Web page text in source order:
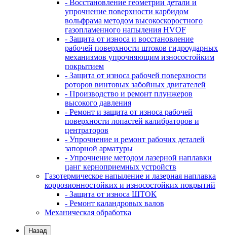
- Восстановление геометрии детали и
упрочнение поверхности карбидом
вольфрама методом высокоскоростного
газопламенного напыления HVOF
- Защита от износа и восстановление
рабочей поверхности штоков гидроударных
механизмов упрочняющим износостойким
покрытием
- Защита от износа рабочей поверхности
роторов винтовых забойных двигателей
- Производство и ремонт плунжеров
высокого давления
- Ремонт и защита от износа рабочей
поверхности лопастей калибраторов и
центраторов
- Упрочнение и ремонт рабочих деталей
запорной арматуры
- Упрочнение методом лазерной наплавки
цанг керноприемных устройств
Газотермическое напыление и лазерная наплавка
коррозионностойких и износостойких покрытий
- Защита от износа ШТОК
- Ремонт каландровых валов
Механическая обработка
Назад